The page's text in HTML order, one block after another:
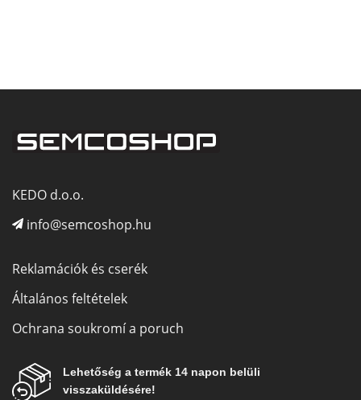
KEDO d.o.o.
info@semcoshop.hu
Reklamációk és cserék
Általános feltételek
Ochrana soukromí a poruch
Lehetőség a termék 14 napon belüli
visszaküldésére!